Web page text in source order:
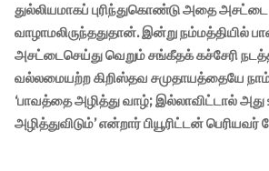
துல்லியமாகப் புரிந்துகொண்டு அதை
வாழாமலிருந்ததுதான். இன்று நம்மத்தியில்
அசட்டைசெய்து வெறும் சங்கீதக் கச்சேரி
வல்லமையற்ற கிறிஸ்தவ சமுதாயத்தையே
‘பாவத்தை அழித்து வாழ்; இல்லாவிட்டால்
அழித்துவிடும்’ என்றார் பியூரிட்டன்